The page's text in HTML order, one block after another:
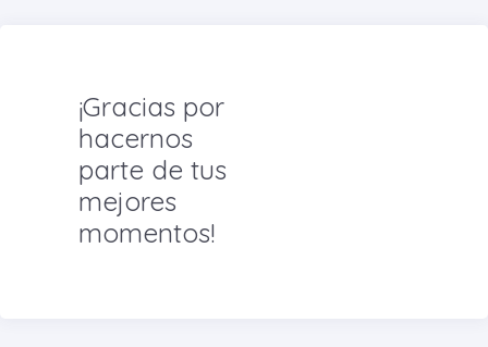
¡Gracias por
hacernos
parte de tus
mejores
momentos!